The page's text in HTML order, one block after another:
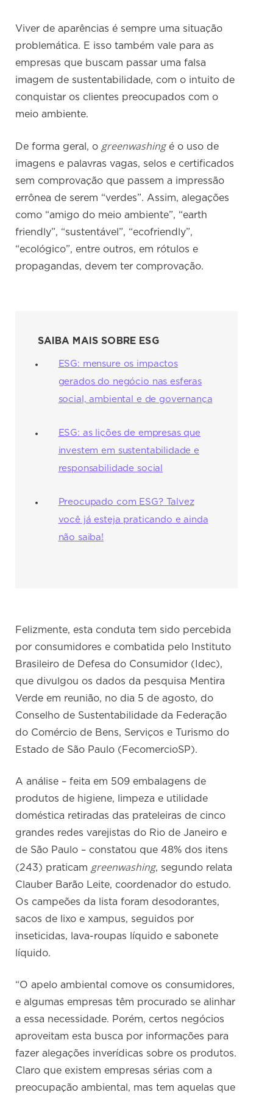
Viver de aparências é sempre uma situação
problemática. E isso também vale para as
empresas que buscam passar uma falsa
imagem de sustentabilidade, com o intuito de
conquistar os clientes preocupados com o
meio ambiente.
De forma geral, o greenwashingé o uso de
imagens e palavras vagas, selos e certificados
sem comprovação que passem a impressão
errônea de serem “verdes”. Assim, alegações
como “amigo do meio ambiente”, “earth
friendly”, “sustentável”, “ecofriendly”,
“ecológico”, entre outros, em rótulos e
propagandas, devem ter comprovação.
SAIBA MAIS SOBRE ESG
ESG: mensure os impactos
gerados do negócio nas esferas
social, ambiental e de governança
ESG: as lições de empresas que
investem em sustentabilidade e
responsabilidade social
Preocupado com ESG? Talvez
você já esteja praticando e ainda
não saiba!
Felizmente, esta conduta tem sido percebida
por consumidores e combatida pelo Instituto
Brasileiro de Defesa do Consumidor (Idec),
que divulgou os dados da pesquisa Mentira
Verde em reunião, no dia 5 de agosto, do
Conselho de Sustentabilidade da Federação
do Comércio de Bens, Serviços e Turismo do
Estado de São Paulo (FecomercioSP).
A análise – feita em 509 embalagens de
produtos de higiene, limpeza e utilidade
doméstica retiradas das prateleiras de cinco
grandes redes varejistas do Rio de Janeiro e
de São Paulo – constatou que 48% dos itens
(243) praticam greenwashing, segundo relata
Clauber Barão Leite, coordenador do estudo.
Os campeões da lista foram desodorantes,
sacos de lixo e xampus, seguidos por
inseticidas, lava-roupas líquido e sabonete
líquido.
“O apelo ambiental comove os consumidores,
e algumas empresas têm procurado se alinhar
a essa necessidade. Porém, certos negócios
aproveitam esta busca por informações para
fazer alegações inverídicas sobre os produtos.
Claro que existem empresas sérias com a
preocupação ambiental, mas tem aquelas que